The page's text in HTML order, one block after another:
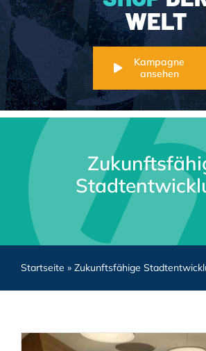
Handelsjournal
Kontakt
WELT
Kampagne
ansehen
Startseite » Zukunftsfähige